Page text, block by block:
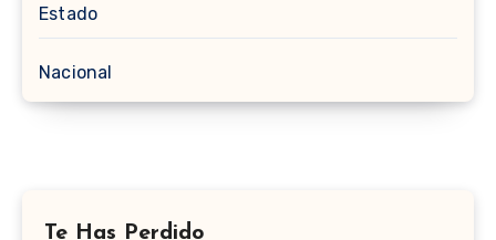
Estado
Nacional
Te Has Perdido